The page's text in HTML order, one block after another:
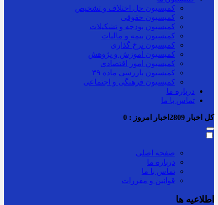
کمیسیون حل اختلاف و تشخیص
کمیسیون حقوقی
کمیسیون بودجه و تشکیلات
کمیسیون بیمه و مالیات
کمیسیون نرخ گذاری
کمیسیون آموزش و پژوهش
کمیسیون امور اقتصادی
کمیسیون بازرسی ماده ۳۹
کمیسیون فرهنگی و اجتماعی
درباره ما
تماس با ما
کل اخبار اخبار امروز : 0
صفحه اصلی
درباره ما
تماس با ما
قوانین و مقررات
اطلاعیه ها